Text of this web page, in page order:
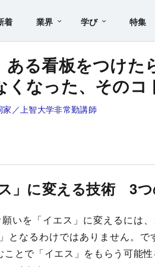
着 業界 学び 特集
る看板をつけた
くなった、そのコ
／上智大学非常勤講師
ス」に変える技術 3
いを「イエス」に変えるには
となるわけではありません。
ことで「イエス」をもらう可能